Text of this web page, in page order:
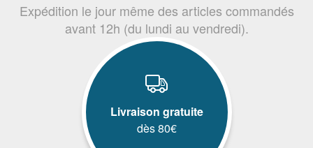
Expédition le jour même des articles commandés
avant 12h (du lundi au vendredi).
Livraison gratuite
dès 80€